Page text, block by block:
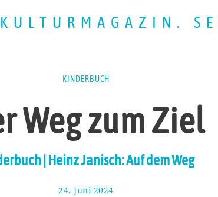
KINDERBUCH
Weg zum Ziel
| Heinz Janisch: Auf dem Weg
24. Juni 2024